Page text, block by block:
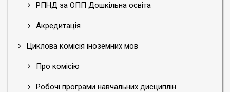
РПНД за ОПП Дошкільна освіта
Акредитація
Циклова комісія іноземних мов
Про комісію
Робочі програми навчальних дисциплін